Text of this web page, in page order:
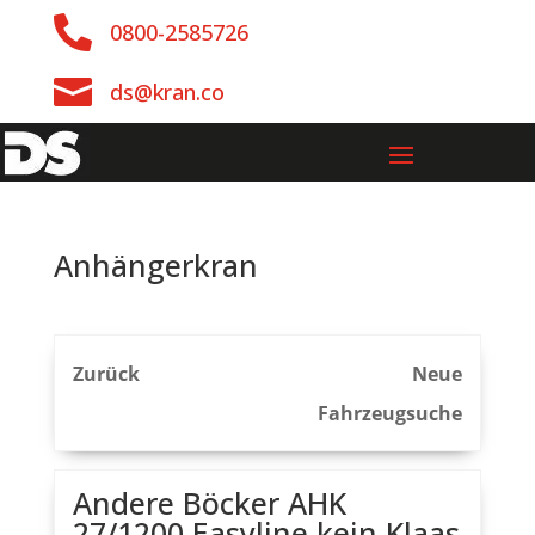
 0800-2585726
 ds@kran.co
Anhängerkran
Zurück
Neue
Fahrzeugsuche
Andere Böcker AHK